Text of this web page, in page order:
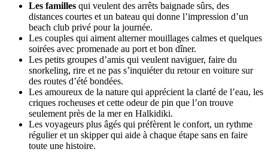
Les familles qui veulent des arrêts baignade sûrs, des
distances courtes et un bateau qui donne l’impression d’un
beach club privé pour la journée.
Les couples qui aiment alterner mouillages calmes et quelques
soirées avec promenade au port et bon dîner.
Les petits groupes d’amis qui veulent naviguer, faire du
snorkeling, rire et ne pas s’inquiéter du retour en voiture sur
des routes d’été bondées.
Les amoureux de la nature qui apprécient la clarté de l’eau, les
criques rocheuses et cette odeur de pin que l’on trouve
seulement près de la mer en Halkidiki.
Les voyageurs plus âgés qui préfèrent le confort, un rythme
régulier et un skipper qui aide à chaque étape sans en faire
toute une histoire.